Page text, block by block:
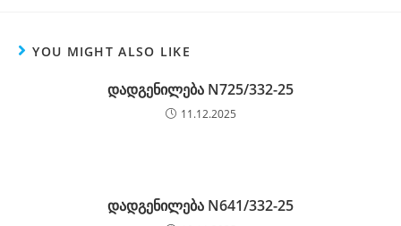
YOU MIGHT ALSO LIKE
დადგენილება N725/332-25
11.12.2025
დადგენილება N641/332-25